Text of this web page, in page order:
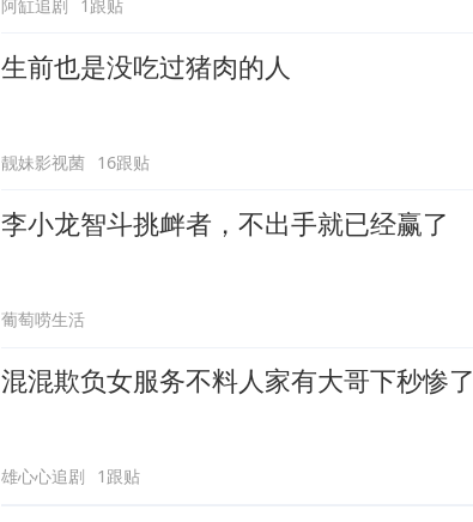
阿缸追剧 1跟贴
生前也是没吃过猪肉的人
靓妹影视菌 16跟贴
李小龙智斗挑衅者，不出手就已经赢了
葡萄唠生活
混混欺负女服务不料人家有大哥下秒惨了
雄心心追剧 1跟贴